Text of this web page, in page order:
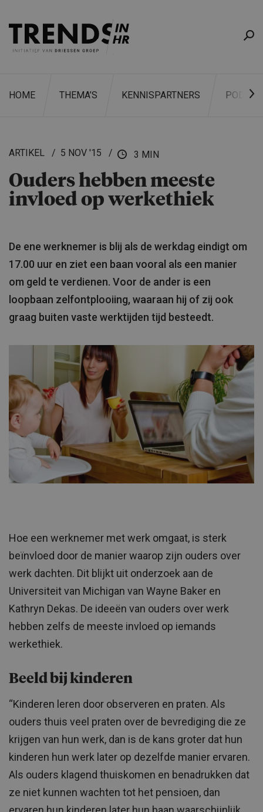
HOME THEMA’S KENNISPARTNERS
ZOEKEN
ARTIKEL 5 NOV '15 3 MIN
Ouders hebben meeste
invloed op werkethiek
De ene werknemer is blij als de werkdag eindigt om
17.00 uur en ziet een baan vooral als een manier
om geld te verdienen. Voor de ander is een
loopbaan zelfontplooiing, waaraan hij of zij ook
graag buiten vaste werktijden tijd besteedt.
Hoe een werknemer met werk omgaat, is sterk
beïnvloed door de manier waarop zijn ouders over
werk dachten. Dit blijkt uit onderzoek aan de
Universiteit van Michigan van Wayne Baker en
Kathryn Dekas. De ideeën van ouders over werk
hebben zelfs de meeste invloed op iemands
werkethiek.
Beeld bij kinderen
“Kinderen leren door observeren en praten. Als
ouders thuis veel praten over de bevrediging die ze
krijgen van hun werk, dan is de kans groter dat hun
kinderen hun werk later op dezelfde manier ervaren.
Als ouders klagend thuiskomen en benadrukken dat
ze niet kunnen wachten tot het pensioen, dan